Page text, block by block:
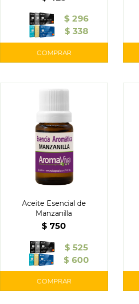
$ 296
$ 338
Aceite Esencial de
Manzanilla
$ 750
$ 525
$ 600